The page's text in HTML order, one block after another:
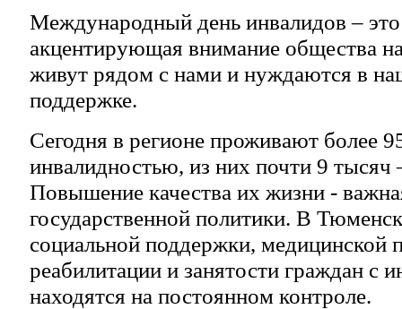
Международный день инвалидов – это
акцентирующая внимание общества
живут рядом с нами и нуждаются в
поддержке.
Сегодня в регионе проживают более
инвалидностью, из них почти 9 тысяч
Повышение качества их жизни -
государственной политики. В
социальной поддержки, медицинской
реабилитации и занятости граждан с
находятся на постоянном контроле.